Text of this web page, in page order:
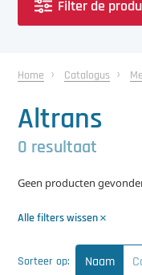
Gewasbescherming
Ontvochtiging
Reinigingsmachines
Ventilatoren
Home Catalogus
Altrans
0 resultaat
Geen producten
Alle filters wissen
Sorteer op: Naam